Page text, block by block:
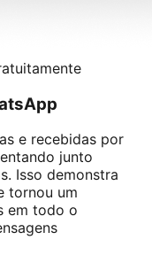
e recebidas por
junto
Isso demonstra
tornou um
em todo o